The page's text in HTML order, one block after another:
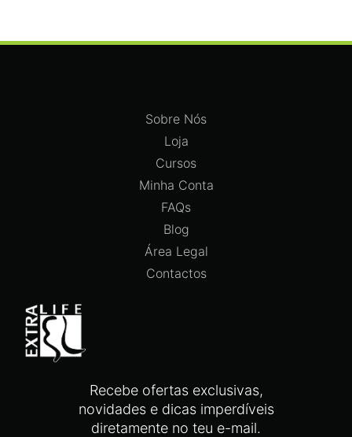
Recebe ofertas exclusivas,
novidades e dicas imperdíveis
diretamente no teu e-mail.
Sobre Nós
Loja
Cursos
Minha Conta
FAQs
Blog
Área Legal
Contactos